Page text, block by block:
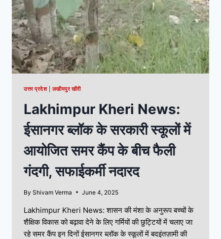
उत्तर प्रदेश|लखीमपुर खीरी
Lakhimpur Kheri News:
ईसानगर ब्लॉक के सरकारी स्कूलों में
आयोजित समर कैंप के बीच फैली
गंदगी, सफाईकर्मी नदारद
By Shivam Verma June 4, 2025
Lakhimpur Kheri News: शासन की मंशा के अनुरूप बच्चों के
शैक्षिक विकास को बढ़ावा देने के लिए गर्मियों की छुट्टियों में चलाए जा
रहे समर कैंप इन दिनों ईसानगर ब्लॉक के स्कूलों में बदइंतज़ामी की